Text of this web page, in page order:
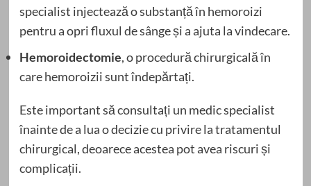
specialist injectează o substanță în hemoroizi
pentru a opri fluxul de sânge și a ajuta la vindecare.
Hemoroidectomie, o procedură chirurgicală în
care hemoroizii sunt îndepărtați.
Este important să consultați un medic specialist
înainte de a lua o decizie cu privire la tratamentul
chirurgical, deoarece acestea pot avea riscuri și
complicații.